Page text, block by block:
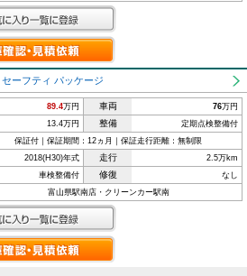
ーフティ パッケージ
89.4万円 車両 76万円
13.4万円 整備 定期点検整備付
保証付｜保証期間：12ヵ月｜保証走行距離：無制限
2018(H30)年式 走行 2.5万km
車検整備付 修復 なし
富山県駅南店・クリーンカー駅南